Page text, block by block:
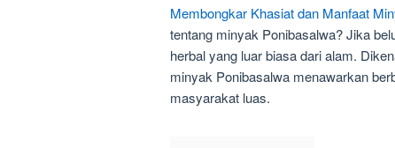
Membongkar Khasiat dan Manfaat
tentang minyak Ponibasalwa? Jika
herbal yang luar biasa dari alam.
minyak Ponibasalwa menawarkan
masyarakat luas.